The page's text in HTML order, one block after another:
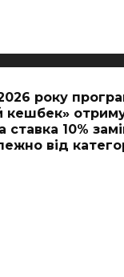
року
кешбек»
ставка 10%
від